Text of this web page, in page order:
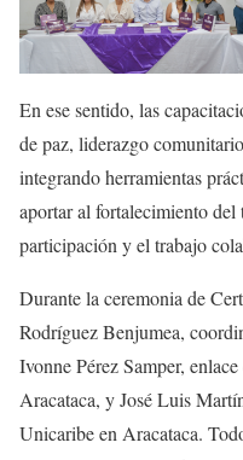
En ese sentido, las
de paz, liderazgo
integrando herramientas
aportar al fortalecimiento
participación y el trabajo
Durante la ceremonia de
Rodríguez Benjumea,
Ivonne Pérez Samper,
Aracataca, y José Luis
Unicaribe en Aracataca.